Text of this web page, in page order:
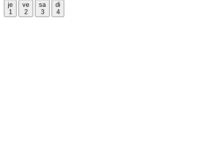
je
1
ve
2
sa
3
di
4